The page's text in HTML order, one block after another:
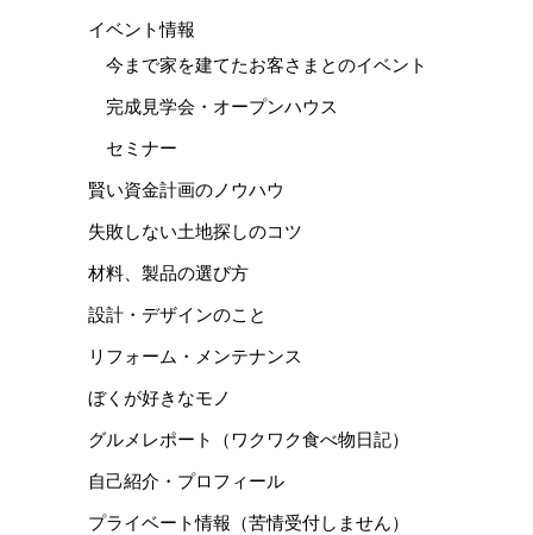
イベント情報
今まで家を建てたお客さまとのイベント
完成見学会・オープンハウス
セミナー
賢い資金計画のノウハウ
失敗しない土地探しのコツ
材料、製品の選び方
設計・デザインのこと
リフォーム・メンテナンス
ぼくが好きなモノ
グルメレポート（ワクワク食べ物日記）
自己紹介・プロフィール
プライベート情報（苦情受付しません）